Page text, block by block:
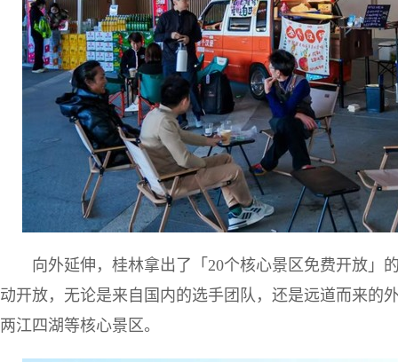
向外延伸，桂林拿出了「20个核心景区免费开放」
动开放，无论是来自国内的选手团队，还是远道而来的
两江四湖等核心景区。